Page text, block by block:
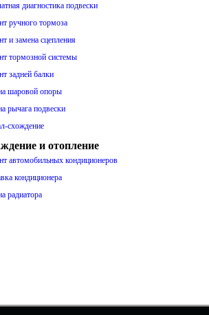
диагностика подвески
ручного тормоза
и замена сцепления
тормозной системы
задней балки
шаровой опоры
рычага подвески
схождение
и отопление
автомобильных кондиционеров
кондиционера
радиатора